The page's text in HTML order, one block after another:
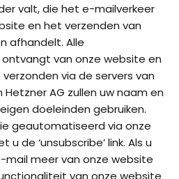
valt, die het e-mailverkeer
en het verzenden van
afhandelt. Alle
van onze website en
via de servers van
Hetzner AG zullen uw naam en
doeleinden gebruiken.
geautomatiseerd via onze
de ‘unsubscribe’ link. Als u
mail meer van onze website
van onze website